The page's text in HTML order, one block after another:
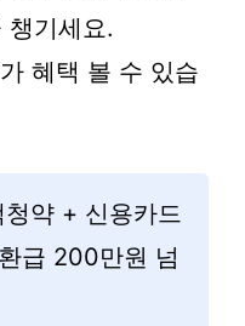
챙기세요.
혜택 볼 수 있습
약 + 신용카드
급 200만원 넘